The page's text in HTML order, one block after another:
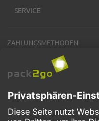
SERVICE
ZAHLUNGSMETHODEN
VERSANDARTEN